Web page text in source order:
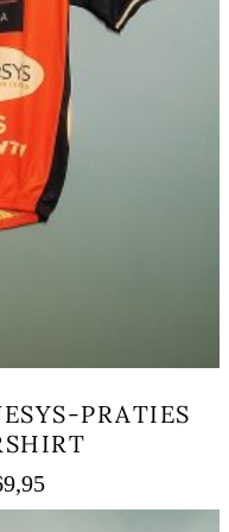
PRATIES
Prijsklasse:
€ 59,95